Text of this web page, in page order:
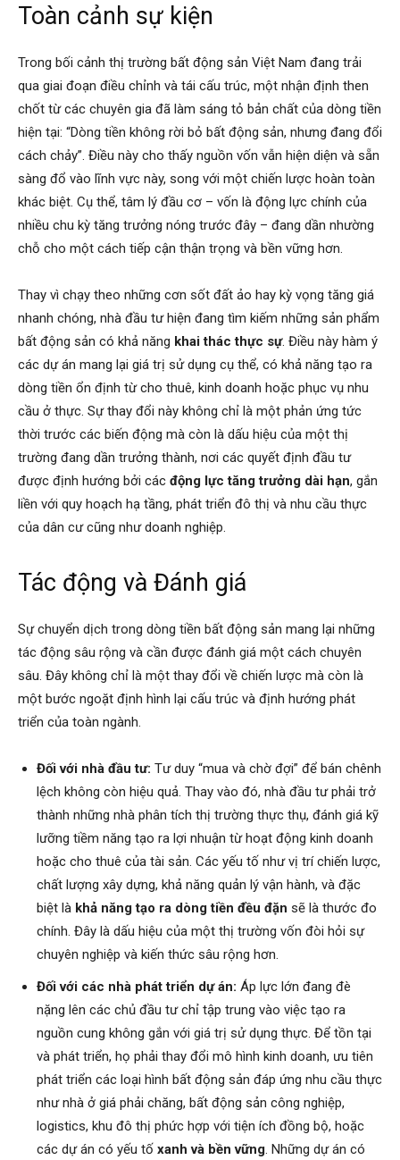
Toàn cảnh sự kiện
Trong bối cảnh thị trường bất động sản Việt Nam đang trải
qua giai đoạn điều chỉnh và tái cấu trúc, một nhận định then
chốt từ các chuyên gia đã làm sáng tỏ bản chất của dòng tiền
hiện tại: “Dòng tiền không rời bỏ bất động sản, nhưng đang đổi
cách chảy”. Điều này cho thấy nguồn vốn vẫn hiện diện và sẵn
sàng đổ vào lĩnh vực này, song với một chiến lược hoàn toàn
khác biệt. Cụ thể, tâm lý đầu cơ – vốn là động lực chính của
nhiều chu kỳ tăng trưởng nóng trước đây – đang dần nhường
chỗ cho một cách tiếp cận thận trọng và bền vững hơn.
Thay vì chạy theo những cơn sốt đất ảo hay kỳ vọng tăng giá
nhanh chóng, nhà đầu tư hiện đang tìm kiếm những sản phẩm
bất động sản có khả năng khai thác thực sự. Điều này hàm ý
các dự án mang lại giá trị sử dụng cụ thể, có khả năng tạo ra
dòng tiền ổn định từ cho thuê, kinh doanh hoặc phục vụ nhu
cầu ở thực. Sự thay đổi này không chỉ là một phản ứng tức
thời trước các biến động mà còn là dấu hiệu của một thị
trường đang dần trưởng thành, nơi các quyết định đầu tư
được định hướng bởi các động lực tăng trưởng dài hạn, gắn
liền với quy hoạch hạ tầng, phát triển đô thị và nhu cầu thực
của dân cư cũng như doanh nghiệp.
Tác động và Đánh giá
Sự chuyển dịch trong dòng tiền bất động sản mang lại những
tác động sâu rộng và cần được đánh giá một cách chuyên
sâu. Đây không chỉ là một thay đổi về chiến lược mà còn là
một bước ngoặt định hình lại cấu trúc và định hướng phát
triển của toàn ngành.
Đối với nhà đầu tư: Tư duy “mua và chờ đợi” để bán chênh
lệch không còn hiệu quả. Thay vào đó, nhà đầu tư phải trở
thành những nhà phân tích thị trường thực thụ, đánh giá kỹ
lưỡng tiềm năng tạo ra lợi nhuận từ hoạt động kinh doanh
hoặc cho thuê của tài sản. Các yếu tố như vị trí chiến lược,
chất lượng xây dựng, khả năng quản lý vận hành, và đặc
biệt là khả năng tạo ra dòng tiền đều đặn sẽ là thước đo
chính. Đây là dấu hiệu của một thị trường vốn đòi hỏi sự
chuyên nghiệp và kiến thức sâu rộng hơn.
Đối với các nhà phát triển dự án: Áp lực lớn đang đè
nặng lên các chủ đầu tư chỉ tập trung vào việc tạo ra
nguồn cung không gắn với giá trị sử dụng thực. Để tồn tại
và phát triển, họ phải thay đổi mô hình kinh doanh, ưu tiên
phát triển các loại hình bất động sản đáp ứng nhu cầu thực
như nhà ở giá phải chăng, bất động sản công nghiệp,
logistics, khu đô thị phức hợp với tiện ích đồng bộ, hoặc
các dự án có yếu tố xanh và bền vững. Những dự án có